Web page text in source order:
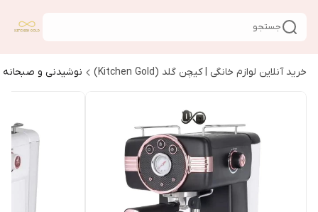
جستجو
خرید آنلاین لوازم خانگی | کیچن گلد (Kitchen Gold) نوشیدنی و صبحانه